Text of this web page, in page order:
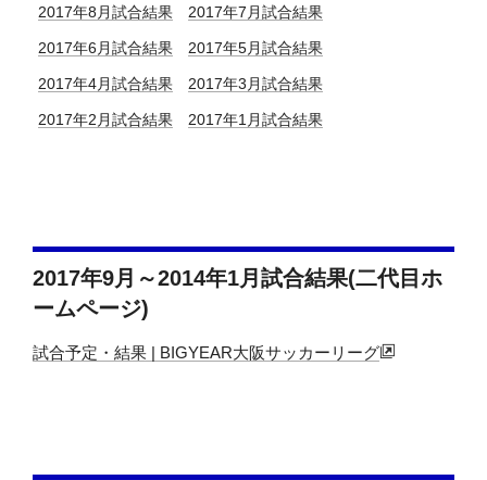
2017年8月試合結果 2017年7月試合結果
2017年6月試合結果 2017年5月試合結果
2017年4月試合結果 2017年3月試合結果
2017年2月試合結果 2017年1月試合結果
2017年9月～2014年1月試合結果(二代目ホ
ームページ)
試合予定・結果 | BIGYEAR大阪サッカーリーグ